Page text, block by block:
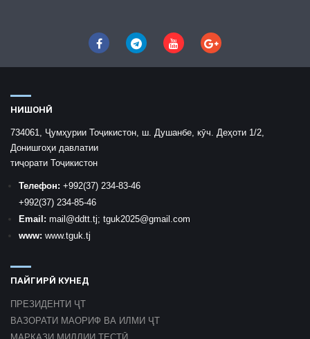
НИШОНӢ
734061, Ҷумҳурии Тоҷикистон, ш. Душанбе, кӯч. Деҳоти 1/2,
Донишгоҳи давлатии
тиҷорати Тоҷикистон
Телефон: +992(37) 234-83-46
+992(37) 234-85-46
Email: mail @ddtt.tj; tguk2025@gmail.com
www: www.tguk.tj
ПАЙГИРӢ КУНЕД
ПРЕЗИДЕНТИ ҶТ
ВАЗОРАТИ МАОРИФ ВА ИЛМИ ҶТ